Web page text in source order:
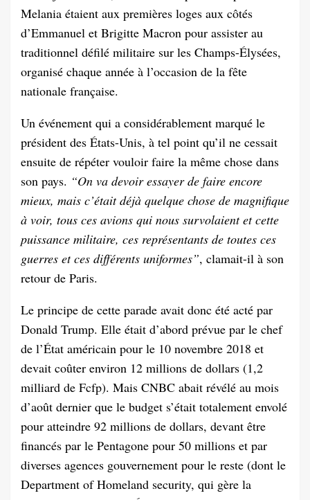
Melania étaient aux premières loges aux côtés
d’Emmanuel et Brigitte Macron pour assister au
traditionnel défilé militaire sur les Champs-Élysées,
organisé chaque année à l’occasion de la fête
nationale française.
Un événement qui a considérablement marqué le
président des États-Unis, à tel point qu’il ne cessait
ensuite de répéter vouloir faire la même chose dans
son pays. “On va devoir essayer de faire encore
mieux, mais c’était déjà quelque chose de magnifique
à voir, tous ces avions qui nous survolaient et cette
puissance militaire, ces représentants de toutes ces
guerres et ces différents uniformes”, clamait-il à son
retour de Paris.
Le principe de cette parade avait donc été acté par
Donald Trump. Elle était d’abord prévue par le chef
de l’État américain pour le 10 novembre 2018 et
devait coûter environ 12 millions de dollars (1,2
milliard de Fcfp). Mais CNBC abait révélé au mois
d’août dernier que le budget s’était totalement envolé
pour atteindre 92 millions de dollars, devant être
financés par le Pentagone pour 50 millions et par
diverses agences gouvernement pour le reste (dont le
Department of Homeland security, qui gère la